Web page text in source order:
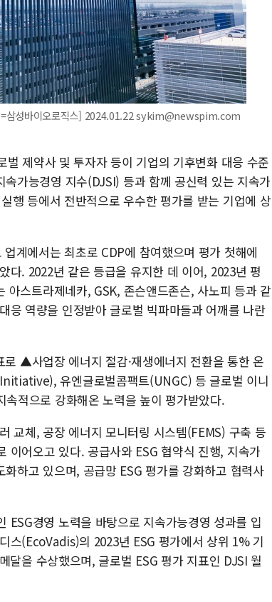
=삼성바이오로직스] 2024.01.22 sykim@newspim.com
제약사 및 투자자 등이 기업의 기후변화 대응 수준
가능경영 지수(DJSI) 등과 함께 공신력 있는 지속가
행 등에서 전반적으로 우수한 평가를 받는 기업에 상
계에서는 최초로 CDP에 참여했으며 평가 첫해에
다. 2022년 같은 등급을 유지한 데 이어, 2023년 평
스트라제네카, GSK, 존슨앤드존슨, 사노피 등과 같
응 역량을 인정받아 글로벌 빅파마들과 어깨를 나란
▲사업장 에너지 절감·재생에너지 전환을 통한 온
유엔글로벌콤팩트(UNGC) 등 글로벌 이니
적으로 강화해온 노력을 높이 평가받았다.
교체, 공장 에너지 모니터링 시스템(FEMS) 구축 등
이어오고 있다. 공급사와 ESG 협약식 진행, 지속가
하고 있으며, 공급망 ESG 평가를 강화하고 협력사
경영 노력을 바탕으로 지속가능경영 성과를 입
스(EcoVadis)의 2023년 ESG 평가에서 상위 1% 기
을 수상했으며, 글로벌 ESG 평가 지표인 DJSI 월